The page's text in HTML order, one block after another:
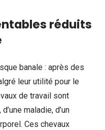
réduits
banale : après des
leur utilité pour le
de travail sont
maladie, d’un
Ces chevaux